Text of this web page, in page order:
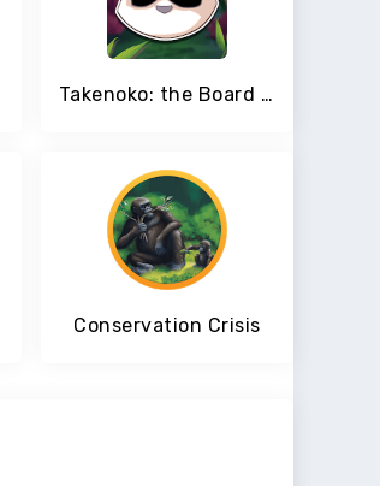
Takenoko: the Board Game - Puzzle & Strategy
Conservation Crisis